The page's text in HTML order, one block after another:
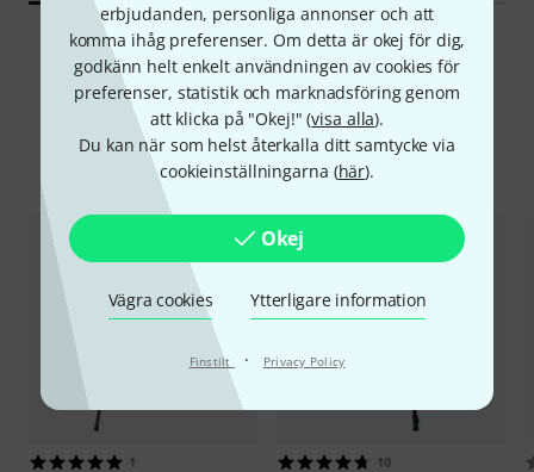
erbjudanden, personliga annonser och att
komma ihåg preferenser. Om detta är okej för dig,
godkänn helt enkelt användningen av cookies för
preferenser, statistik och marknadsföring genom
att klicka på "Okej!" (visa alla).
Du kan när som helst återkalla ditt samtycke via
cookieinställningarna (här).
Okej
Vägra cookies Ytterligare information
Finstilt · Privacy Policy
Jämför alternativ
1 10